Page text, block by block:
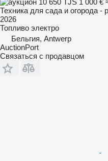
Техника для сада и огорода -
2026
Топливо электро
Бельгия, Antwerp
AuctionPort
Связаться с продавцом